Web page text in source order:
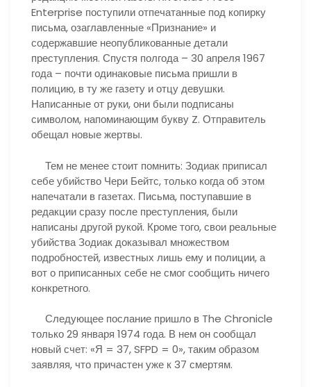
Enterprise поступили отпечатанные под копирку
письма, озаглавленные «Признание» и
содержавшие неопубликованные детали
преступления. Спустя полгода – 30 апреля 1967
года – почти одинаковые письма пришли в
полицию, в ту же газету и отцу девушки.
Написанные от руки, они были подписаны
символом, напоминающим букву Z. Отправитель
обещал новые жертвы.
Тем не менее стоит помнить: Зодиак приписал
себе убийство Чери Бейтс, только когда об этом
напечатали в газетах. Письма, поступавшие в
редакции сразу после преступления, были
написаны другой рукой. Кроме того, свои реальные
убийства Зодиак доказывал множеством
подробностей, известных лишь ему и полиции, а
вот о приписанных себе не смог сообщить ничего
конкретного.
Следующее послание пришло в The Chronicle
только 29 января 1974 года. В нем он сообщал
новый счет: «Я = 37, SFPD = 0», таким образом
заявляя, что причастен уже к 37 смертям.